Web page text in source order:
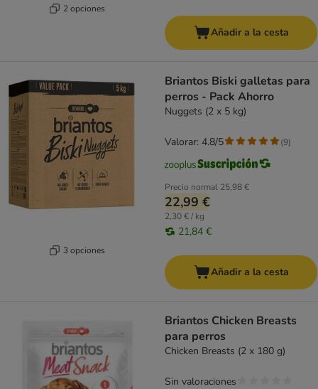
2 opciones
Añadir a la cesta
3 opciones
Briantos Biski galletas para
perros - Pack Ahorro
Nuggets (2 х 5 kg)
Precio normal 25,98 €
22,99 €
2,30 € / kg
21,84 €
Valorar: 4.8/5 (9)
Añadir a la cesta
Briantos Chicken Breasts
para perros
Chicken Breasts (2 x 180 g)
Sin valoraciones